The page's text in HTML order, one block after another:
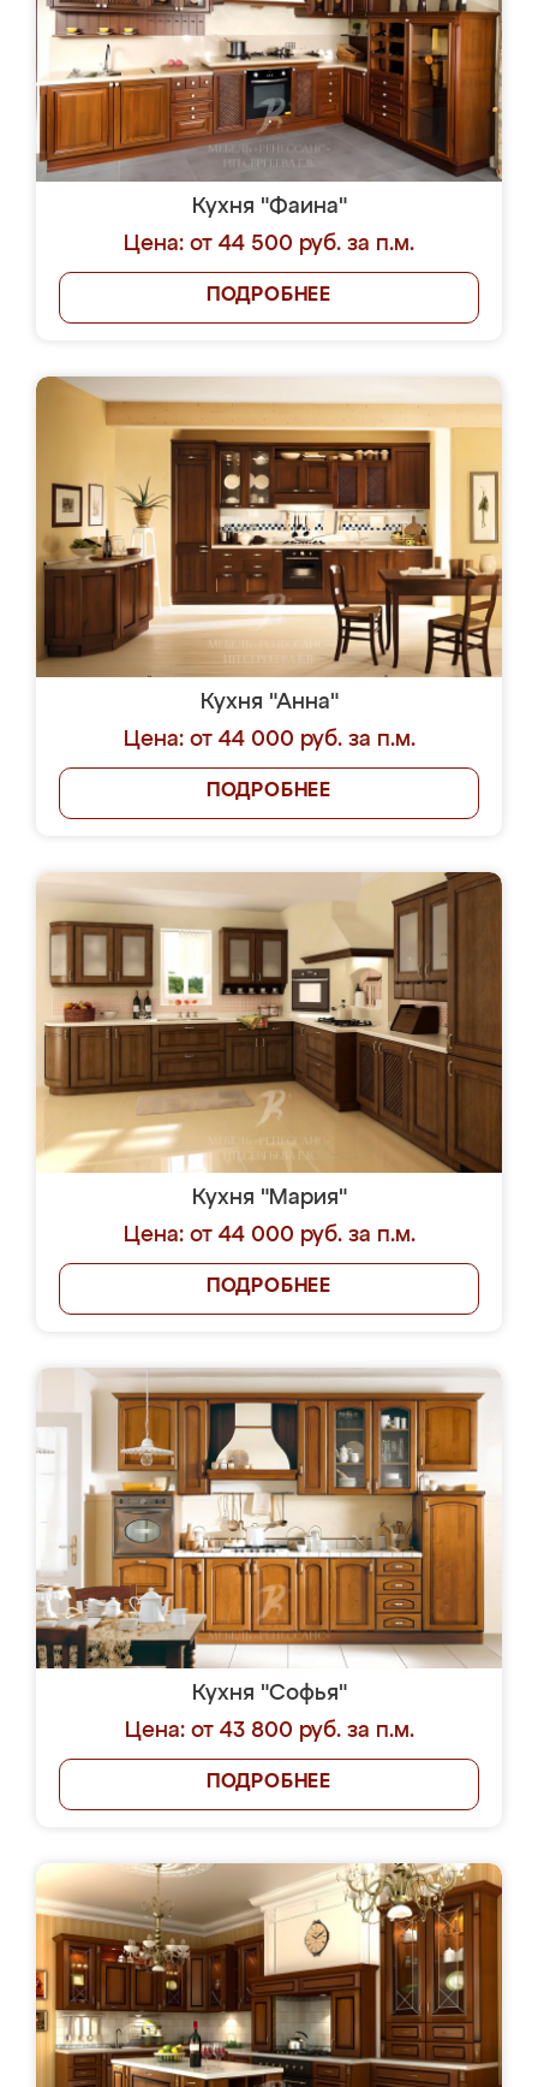
Кухня "Фаина"
Цена: от 44 500 руб. за п.м.
ПОДРОБНЕЕ
Кухня "Анна"
Цена: от 44 000 руб. за п.м.
ПОДРОБНЕЕ
Кухня "Мария"
Цена: от 44 000 руб. за п.м.
ПОДРОБНЕЕ
Кухня "Софья"
Цена: от 43 800 руб. за п.м.
ПОДРОБНЕЕ